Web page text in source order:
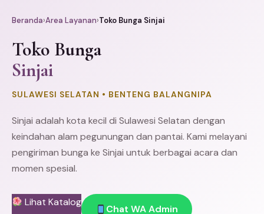
Beranda›Area Layanan›Toko Bunga Sinjai
Toko Bunga
Sinjai
SULAWESI SELATAN • BENTENG BALANGNIPA
Sinjai adalah kota kecil di Sulawesi Selatan dengan
keindahan alam pegunungan dan pantai. Kami melayani
pengiriman bunga ke Sinjai untuk berbagai acara dan
momen spesial.
Lihat Katalog
Chat WA Admin